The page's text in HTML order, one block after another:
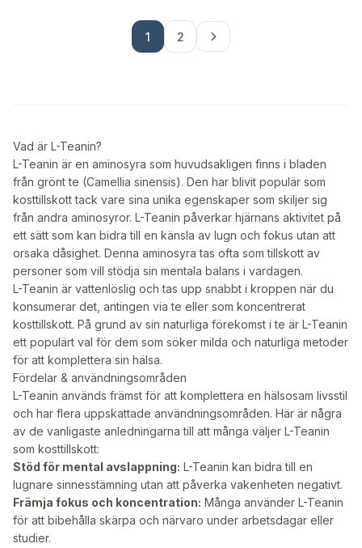
1 2
Vad är L-Teanin?
L-Teanin är en aminosyra som huvudsakligen finns i bladen
från grönt te (Camellia sinensis). Den har blivit populär som
kosttillskott tack vare sina unika egenskaper som skiljer sig
från andra aminosyror. L-Teanin påverkar hjärnans aktivitet på
ett sätt som kan bidra till en känsla av lugn och fokus utan att
orsaka dåsighet. Denna aminosyra tas ofta som tillskott av
personer som vill stödja sin mentala balans i vardagen.
L-Teanin är vattenlöslig och tas upp snabbt i kroppen när du
konsumerar det, antingen via te eller som koncentrerat
kosttillskott. På grund av sin naturliga förekomst i te är L-Teanin
ett populärt val för dem som söker milda och naturliga metoder
för att komplettera sin hälsa.
Fördelar & användningsområden
L-Teanin används främst för att komplettera en hälsosam livsstil
och har flera uppskattade användningsområden. Här är några
av de vanligaste anledningarna till att många väljer L-Teanin
som kosttillskott:
Stöd för mental avslappning: L-Teanin kan bidra till en
lugnare sinnesstämning utan att påverka vakenheten negativt.
Främja fokus och koncentration: Många använder L-Teanin
för att bibehålla skärpa och närvaro under arbetsdagar eller
studier.